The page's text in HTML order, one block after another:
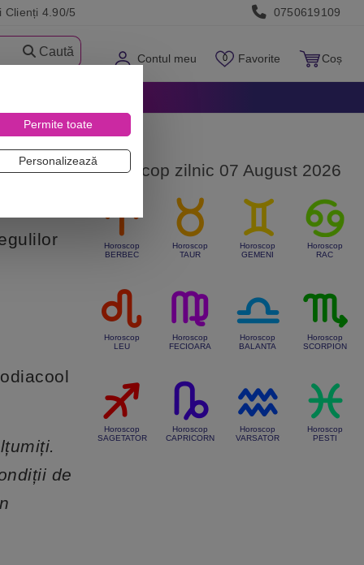
Clienți 4.90/5 0750619109
Contul meu Favorite Coș
Caută
de
Horoscop zilnic 07 August 2026
Horoscop
BERBEC
Horoscop
TAUR
Horoscop
GEMENI
Horoscop
RAC
Horoscop
LEU
Horoscop
FECIOARA
Horoscop
BALANTA
Horoscop
SCORPION
Horoscop
SAGETATOR
Horoscop
CAPRICORN
Horoscop
VARSATOR
Horoscop
PESTI
Permite toate
Personalizează